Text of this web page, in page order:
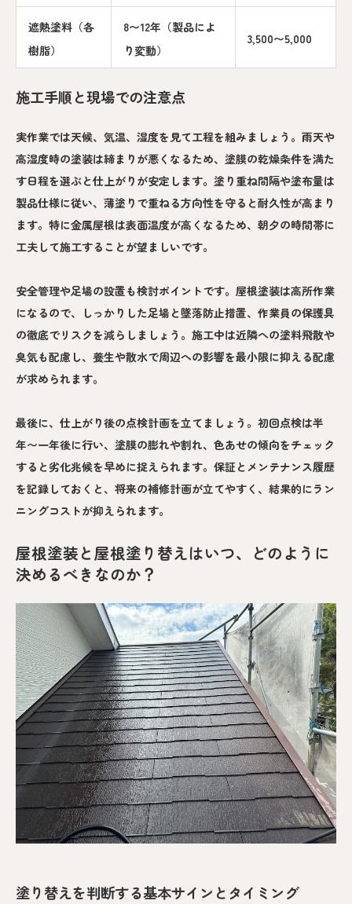
遮熱塗料（各
樹脂）
8〜12年（製品によ
り変動）
3,500〜5,000
施工手順と現場での注意点
実作業では天候、気温、湿度を見て工程を組みましょう。雨天や
高湿度時の塗装は締まりが悪くなるため、塗膜の乾燥条件を満た
す日程を選ぶと仕上がりが安定します。塗り重ね間隔や塗布量は
製品仕様に従い、薄塗りで重ねる方向性を守ると耐久性が高まり
ます。特に金属屋根は表面温度が高くなるため、朝夕の時間帯に
工夫して施工することが望ましいです。
安全管理や足場の設置も検討ポイントです。屋根塗装は高所作業
になるので、しっかりした足場と墜落防止措置、作業員の保護具
の徹底でリスクを減らしましょう。施工中は近隣への塗料飛散や
臭気も配慮し、養生や散水で周辺への影響を最小限に抑える配慮
が求められます。
最後に、仕上がり後の点検計画を立てましょう。初回点検は半
年〜一年後に行い、塗膜の膨れや割れ、色あせの傾向をチェック
すると劣化兆候を早めに捉えられます。保証とメンテナンス履歴
を記録しておくと、将来の補修計画が立てやすく、結果的にラン
ニングコストが抑えられます。
屋根塗装と屋根塗り替えはいつ、どのように
決めるべきなのか？
塗り替えを判断する基本サインとタイミング